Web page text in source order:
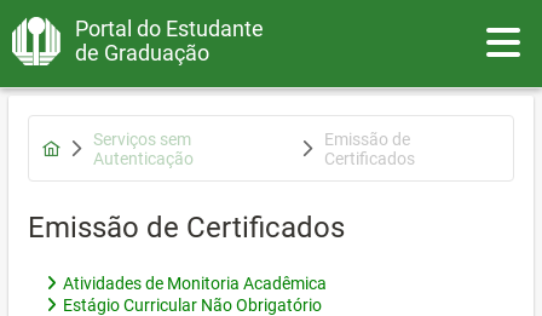
Portal do Estudante
de Graduação
Serviços sem
Autenticação
Emissão de
Certificados
Emissão de Certificados
Atividades de Monitoria Acadêmica
Estágio Curricular Não Obrigatório